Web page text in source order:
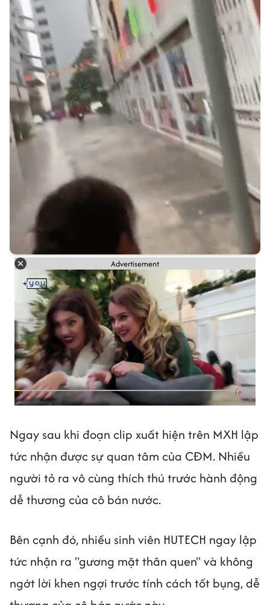
Advertisement
Ngay sau khi đoạn clip xuất hiện trên MXH lập
tức nhận được sự quan tâm của CĐM. Nhiều
người tỏ ra vô cùng thích thú trước hành động
dễ thương của cô bán nước.
Bên cạnh đó, nhiều sinh viên HUTECH ngay lập
tức nhận ra "gương mặt thân quen" và không
ngớt lời khen ngợi trước tính cách tốt bụng, dễ